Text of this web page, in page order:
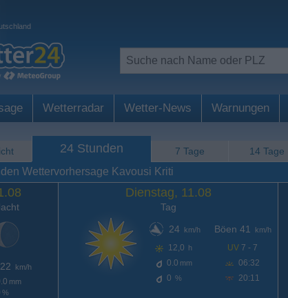
Wetterradar Wetter-News Warnungen
24 Stunden 7 Tage 14 Tage
Wettervorhersage Kavousi Kriti
22 km/h
mm
%
Dienstag, 11.08
Tag
24
km/h
12,0 h
0.0 mm
0 %
Böen 41 km/h
UV 7 - 7
06:32
20:11